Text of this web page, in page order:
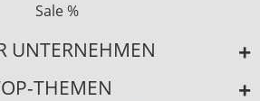
Sale %
UNTERNEHMEN
THEMEN